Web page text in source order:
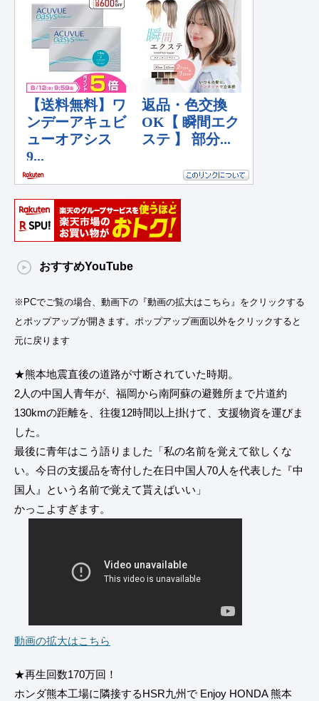
おすすめYouTube
※PCでご覧の場合、動画下の『動画の拡大はこちら』をクリックする
とポップアップが開きます。ポップアップ画面以外をクリックすると
元に戻ります
★熊本地震直後の道路が寸断されていた時期。
2人の中国人青年が、福岡から南阿蘇の避難所まで片道約
130kmの距離を、往復12時間以上掛けて、支援物資を運びま
した。
最後に青年はこう語りました「私の名前を覚えて欲しくな
い。今日の支援品を寄付した在日中国人70人を代表した『中
国人』という名前で覚えて貰えばいい」
かっこよすぎます。
動画の拡大はこちら
★再生回数170万回！
ホンダ熊本工場に隣接するHSR九州で Enjoy HONDA 熊本